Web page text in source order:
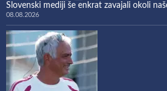
Slovenski mediji še enkrat zavajali okoli
08.08.2026